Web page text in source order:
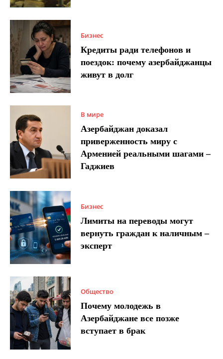
Бизнес
Кредиты ради телефонов и
поездок: почему азербайджанцы
живут в долг
В мире
Азербайджан доказал
приверженность миру с
Арменией реальными шагами –
Гаджиев
Бизнес
Лимиты на переводы могут
вернуть граждан к наличным –
эксперт
Общество
Почему молодежь в
Азербайджане все позже
вступает в брак